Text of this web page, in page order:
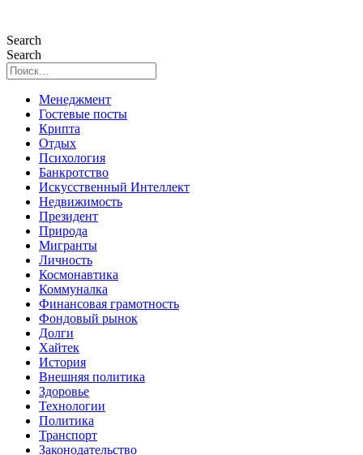
Search
Search
Менеджмент
Гостевые посты
Крипта
Отдых
Психология
Банкротство
Искусственный Интеллект
Недвижимость
Президент
Природа
Мигранты
Личность
Космонавтика
Коммуналка
Финансовая грамотность
Фондовый рынок
Долги
Хайтек
История
Внешняя политика
Здоровье
Технологии
Политика
Транспорт
Законодательство